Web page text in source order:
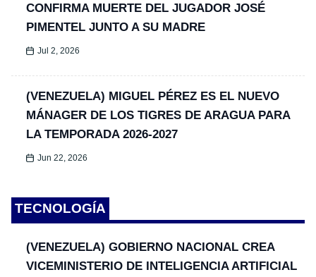
CONFIRMA MUERTE DEL JUGADOR JOSÉ
PIMENTEL JUNTO A SU MADRE
Jul 2, 2026
(VENEZUELA) MIGUEL PÉREZ ES EL NUEVO
MÁNAGER DE LOS TIGRES DE ARAGUA PARA
LA TEMPORADA 2026-2027
Jun 22, 2026
TECNOLOGÍA
(VENEZUELA) GOBIERNO NACIONAL CREA
VICEMINISTERIO DE INTELIGENCIA ARTIFICIAL